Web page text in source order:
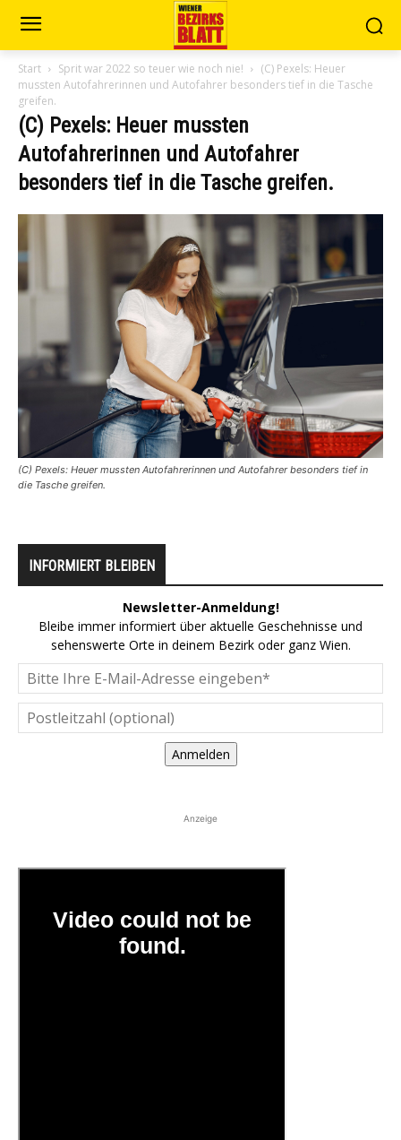
Start Sprit war 2022 so teuer wie noch nie!
(C) Pexels: Heuer
mussten Autofahrerinnen und Autofahrer besonders tief in die Tasche
greifen.
(C) Pexels: Heuer mussten
Autofahrerinnen und Autofahrer
besonders tief in die Tasche greifen.
(C) Pexels: Heuer mussten Autofahrerinnen und Autofahrer besonders tief in
die Tasche greifen.
INFORMIERT BLEIBEN
Newsletter-Anmeldung!
Bleibe immer informiert über aktuelle Geschehnisse und
sehenswerte Orte in deinem Bezirk oder ganz Wien.
Anmelden
Anzeige